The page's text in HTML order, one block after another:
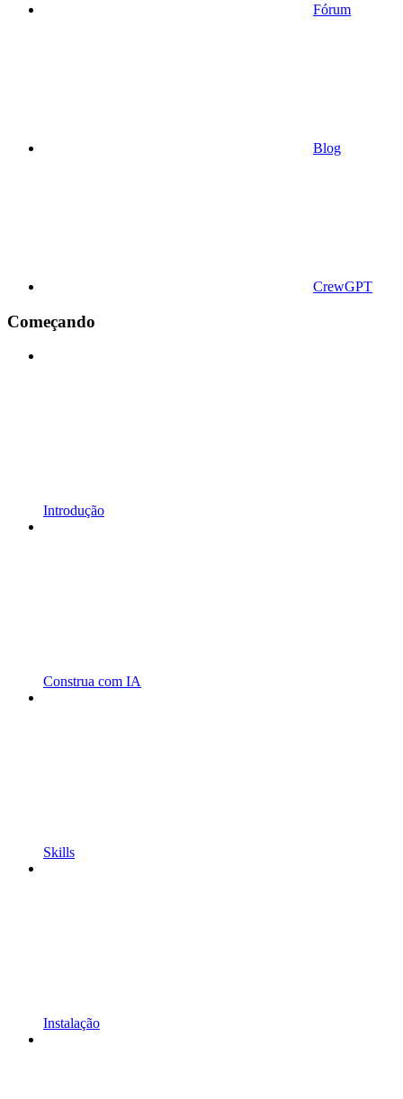
Fórum
Blog
CrewGPT
Começando
Introdução
Construa com IA
Skills
Instalação